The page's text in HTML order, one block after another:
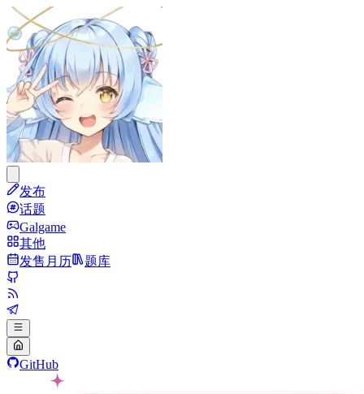
发布
话题
Galgame
其他
发售月历
题库
GitHub